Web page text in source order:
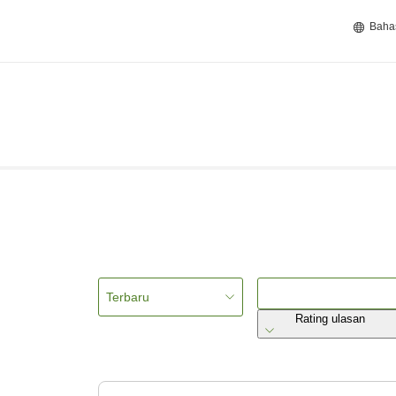
Terbaru
Rating ulasan